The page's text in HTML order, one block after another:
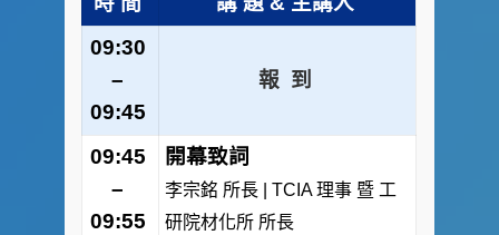
09:30
–
09:45
報 到
09:45
–
09:55
開幕致詞
李宗銘 所長 | TCIA 理事 暨 工
研院材化所 所長